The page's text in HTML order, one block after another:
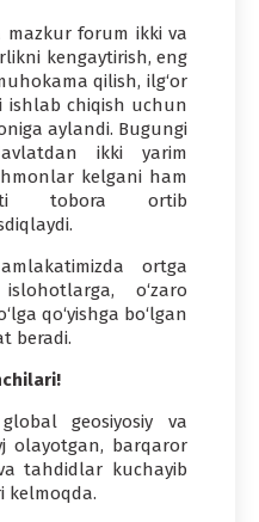
mazkur forum ikki va
kengaytirish, eng
qilish, ilg‘or
ishlab chiqish uchun
aylandi. Bugungi
ikki yarim
kelgani ham
tobora ortib
ortga
o‘zaro
qo‘yishga bo‘lgan
beradi.
geosiyosiy va
olayotgan, barqaror
tahdidlar kuchayib
kelmoqda.